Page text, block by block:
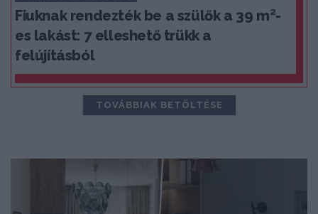
Fiuknak rendezték be a szülők a 39 m²-
es lakást: 7 elleshető trükk a
felújításból
TOVÁBBIAK BETÖLTÉSE